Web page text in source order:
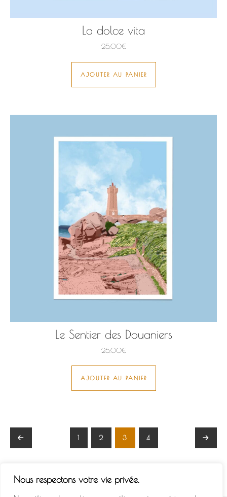
Nous respectons votre vie privée.
La dolce vita
25,00€
AJOUTER AU PANIER
Le Sentier des Douaniers
25,00€
AJOUTER AU PANIER
1 2 3 4